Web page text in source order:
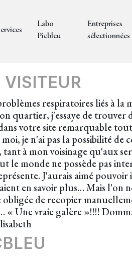
Labo
Picbleu
Entreprises
sélectionnées
respiratoires liés à la
quartier, j'essaye de
votre site remarquable
je n'ai pas la possibilité
à mon voisinage qu'aux
le monde ne possède pas
J'aurais aimé
en savoir plus… Mais l'on
obligée de recopier
Une vraie galère »!!!!